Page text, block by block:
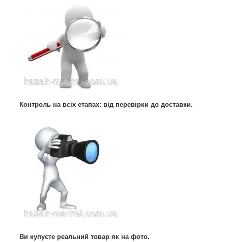
Контроль на всіх етапах: від перевірки до доставки.
Ви купуєте реальний товар як на фото.